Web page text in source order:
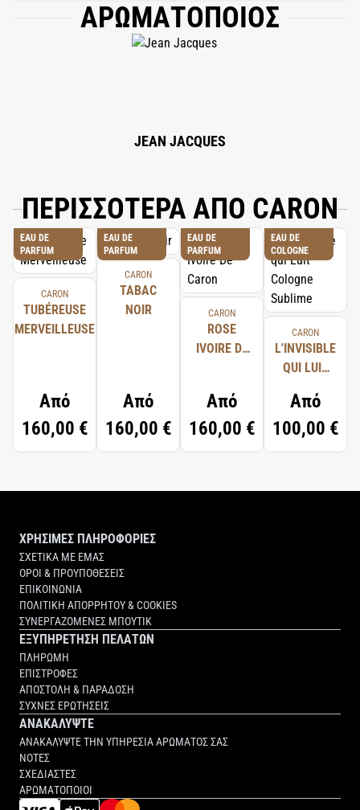
ALCOHOL DENAT., FRAGRANCE/PARFUM, WATER/AQUA, LINALOOL,
LIMONENE, BUTYL METHOXYDIBENZOYLMETHANE, ETHYLHEXYL
METHOXYCINNAMATE, GERANIOL, HYDROXYCITRONELLAL, ETHYLHEXYL
ΑΡΩΜΑΤΟΠΟΙΟΣ
JEAN JACQUES
ΠΕΡΙΣΣΟΤΕΡΑ ΑΠΟ CARON
EAU DE
PARFUM
CARON
TUBÉREUSE
MERVEILLEUSE
Από
160,00 €
EAU DE
PARFUM
CARON
TABAC
NOIR
Από
160,00 €
EAU DE
PARFUM
CARON
ROSE
IVOIRE DE
Από
160,00 €
EAU DE
COLOGNE
CARON
L'INVISIBLE
QUI LUIT
SUBLIME
Από
100,00 €
ΧΡΗΣΙΜΕΣ ΠΛΗΡΟΦΟΡΙΕΣ
ΣΧΕΤΙΚΑ ΜΕ ΕΜΑΣ
ΟΡΟΙ & ΠΡΟΥΠΟΘΕΣΕΙΣ
ΕΠΙΚΟΙΝΩΝΙΑ
ΠΟΛΙΤΙΚΗ ΑΠΟΡΡΗΤΟΥ & COOKIES
ΣΥΝΕΡΓΑΖΟΜΕΝΕΣ ΜΠΟΥΤΙΚ
ΕΞΥΠΗΡΕΤΗΣΗ ΠΕΛΑΤΩΝ
ΠΛΗΡΩΜΗ
ΕΠΙΣΤΡΟΦΕΣ
ΑΠΟΣΤΟΛΗ & ΠΑΡΑΔΟΣΗ
ΣΥΧΝΕΣ ΕΡΩΤΗΣΕΙΣ
ΑΝΑΚΑΛΥΨΤΕ
ΑΝΑΚΑΛΥΨΤΕ ΤΗΝ ΥΠΗΡΕΣΙΑ ΑΡΩΜΑΤΟΣ ΣΑΣ
ΝΟΤΕΣ
ΣΧΕΔΙΑΣΤΕΣ
ΑΡΩΜΑΤΟΠΟΙΟΙ